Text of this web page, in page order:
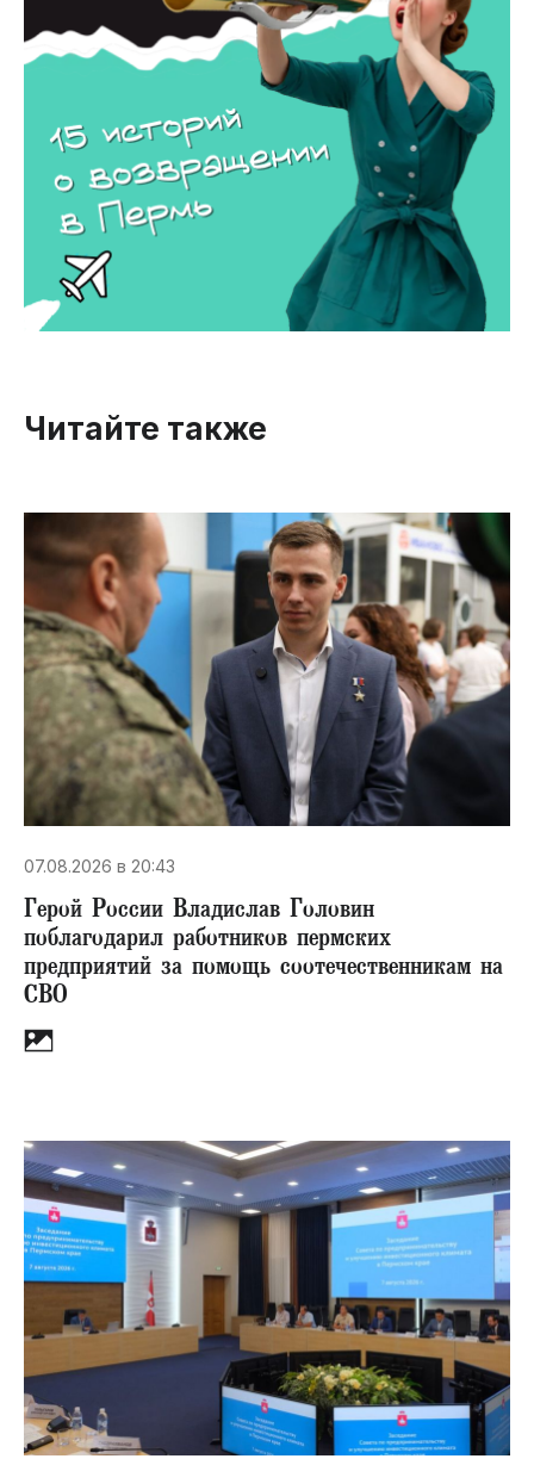
Читайте также
07.08.2026 в 20:43
Герой России Владислав Головин
поблагодарил работников пермских
предприятий за помощь соотечественникам на
СВО